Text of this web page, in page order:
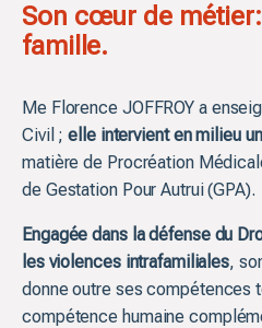
Son cœur de
famille.
Me Florence JOFFROY a
Civil ;elle intervient en milieu
matière de Procréation
de Gestation Pour Autrui (GPA).
Engagée dans la défense du
les violences intrafamiliales,
donne outre ses compétences
compétence humaine